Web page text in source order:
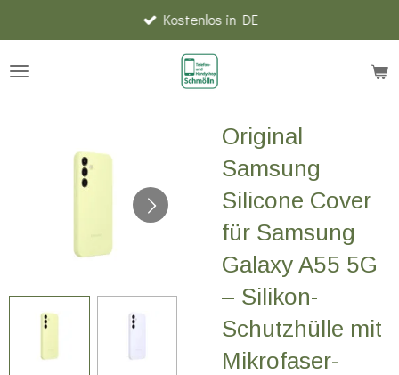
Hauptinhalt
springen
Kostenlos in DE
Original
Samsung
Silicone Cover
für Samsung
Galaxy A55 5G
– Silikon-
Schutzhülle mit
Mikrofaser-